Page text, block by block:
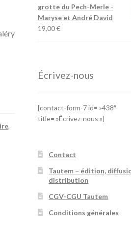
,
grotte du Pech-Merle-
Maryse et André David
19,00€
Écrivez-nous
[contact-form-7 id= »438″
title= »Écrivez-nous »]
Contact
Tautem – édition,
distribution
CGV-CGU Tautem
Conditions générales